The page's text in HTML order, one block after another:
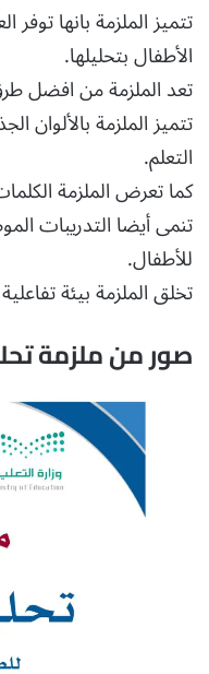
تتميز الملزمة بانها
الأطفال بتحليلها.
تعد الملزمة من افضل طرق
تتميز الملزمة بالألوان
التعلم.
كما تعرض الملزمة
تنمى أيضا التدريبات
للأطفال.
تخلق الملزمة بيئة تفاعلية
صور من ملزمة